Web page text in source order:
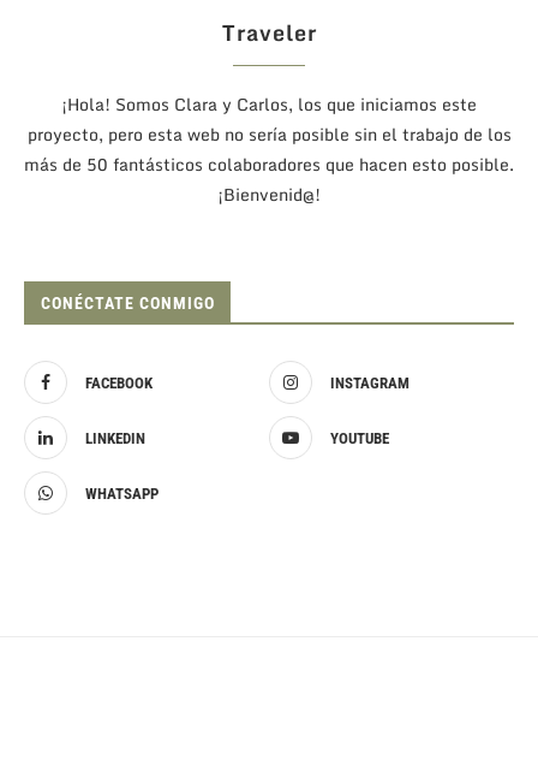
Traveler
¡Hola! Somos Clara y Carlos, los que iniciamos este
proyecto, pero esta web no sería posible sin el trabajo de los
más de 50 fantásticos colaboradores que hacen esto posible.
¡Bienvenid@!
CONÉCTATE CONMIGO
FACEBOOK INSTAGRAM
LINKEDIN YOUTUBE
WHATSAPP